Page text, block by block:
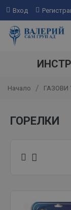
Вход
Начало ГАЗОВИ
ГОРЕЛКИ